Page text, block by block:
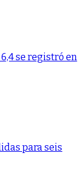
se registró en
para seis